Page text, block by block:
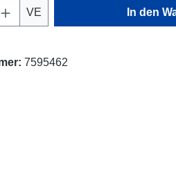
Gib den
VE In den
7595462